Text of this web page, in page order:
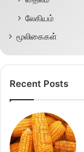
லேகியம்
மூலிகைகள்
Recent Posts